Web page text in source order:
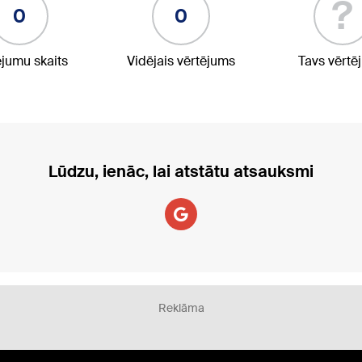
0
skaits
0
Vidējais vērtējums
?
Tavs
Lūdzu, ienāc, lai atstātu atsauksmi
Reklāma